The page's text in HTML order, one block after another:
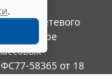
.
сетевого
в сфере
58365 от 18